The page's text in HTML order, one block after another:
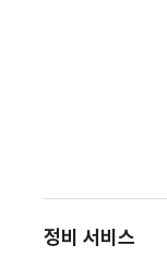
정비 서비스